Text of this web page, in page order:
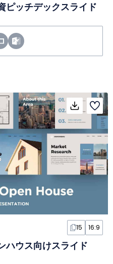
ピッチデックスライド
15 16:9
ハウス向けスライド